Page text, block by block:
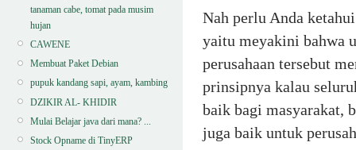
tanaman cabe, tomat pada musim
hujan
CAWENE
Membuat Paket Debian
pupuk kandang sapi, ayam, kambing
DZIKIR AL- KHIDIR
Mulai Belajar java dari mana? ...
Stock Opname di TinyERP
Nah perlu Anda
yaitu meyakini bahwa
perusahaan tersebut
prinsipnya kalau
baik bagi masyarakat,
juga baik untuk